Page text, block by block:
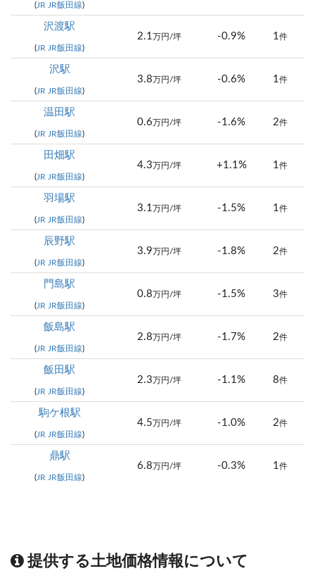
(JR JR飯田線)
沢渡駅
(JR JR飯田線)
2.1万円/坪 -0.9% 1件
沢駅
(JR JR飯田線)
3.8万円/坪 -0.6% 1件
温田駅
(JR JR飯田線)
0.6万円/坪 -1.6% 2件
田畑駅
(JR JR飯田線)
4.3万円/坪 +1.1% 1件
羽場駅
(JR JR飯田線)
3.1万円/坪 -1.5% 1件
辰野駅
(JR JR飯田線)
3.9万円/坪 -1.8% 2件
門島駅
(JR JR飯田線)
0.8万円/坪 -1.5% 3件
飯島駅
(JR JR飯田線)
2.8万円/坪 -1.7% 2件
飯田駅
(JR JR飯田線)
2.3万円/坪 -1.1% 8件
駒ケ根駅
(JR JR飯田線)
4.5万円/坪 -1.0% 2件
鼎駅
(JR JR飯田線)
6.8万円/坪 -0.3% 1件
提供する土地価格情報について